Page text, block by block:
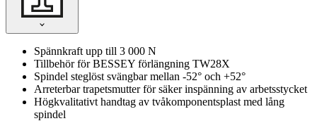
Spännkraft upp till 3 000 N
Tillbehör för BESSEY förlängning TW28X
Spindel steglöst svängbar mellan -52° och +52°
Arreterbar trapetsmutter för säker inspänning av arbetsstycket
Högkvalitativt handtag av tvåkomponentsplast med lång
spindel